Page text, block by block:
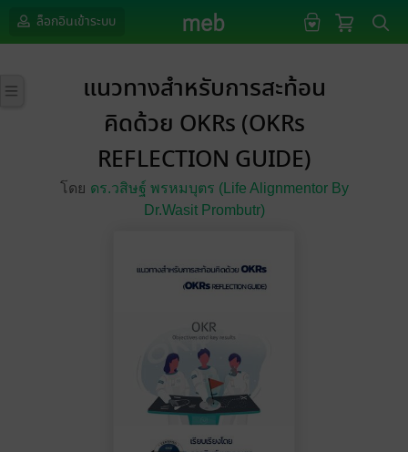
ล็อกอินเข้าระบบ
แนวทางสำหรับการสะท้อน
คิดด้วย OKRs (OKRs
REFLECTION GUIDE)
โดย ดร.วสิษฐ์ พรหมบุตร (Life Alignmentor By
Dr.Wasit Prombutr)